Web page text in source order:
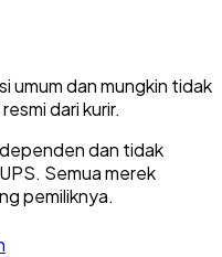
umum dan mungkin tidak
dari kurir.
dan tidak
Semua merek
pemiliknya.